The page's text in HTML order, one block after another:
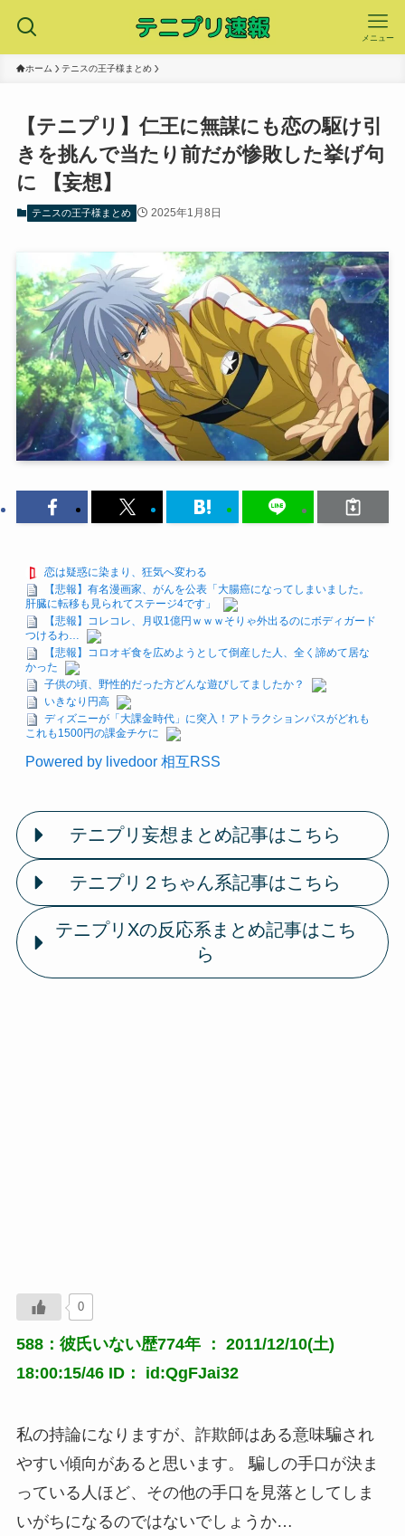
メニュー
ホーム テニスの王子様まとめ
【テニプリ】仁王に無謀にも恋の駆け引
きを挑んで当たり前だが惨敗した挙げ句
に 【妄想】
テニスの王子様まとめ 2025年1月8日
恋は疑惑に染まり、狂気へ変わる
【悲報】有名漫画家、がんを公表「大腸癌になってしまいました。
肝臓に転移も見られてステージ4です」
【悲報】コレコレ、月収1億円ｗｗｗそりゃ外出るのにボディガード
つけるわ…
【悲報】コロオギ食を広めようとして倒産した人、全く諦めて居な
かった
子供の頃、野性的だった方どんな遊びしてましたか？
いきなり円高
ディズニーが「大課金時代」に突入！アトラクションパスがどれも
これも1500円の課金チケに
Powered by livedoor 相互RSS
テニプリ妄想まとめ記事はこちら
テニプリ２ちゃん系記事はこちら
テニプリXの反応系まとめ記事はこち
ら
0
588：彼氏いない歴774年 ： 2011/12/10(土)
18:00:15/46 ID： id:QgFJai32
私の持論になりますが、詐欺師はある意味騙され
やすい傾向があると思います。 騙しの手口が決ま
っている人ほど、その他の手口を見落としてしま
いがちになるのではないでしょうか…